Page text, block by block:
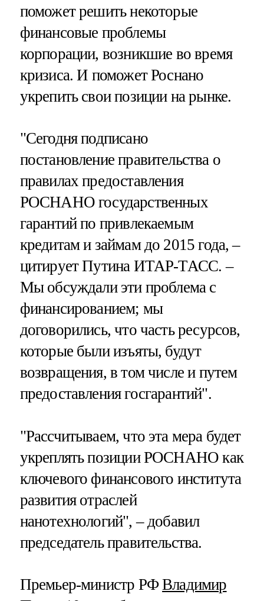
поможет решить некоторые
финансовые проблемы
корпорации, возникшие во время
кризиса. И поможет Роснано
укрепить свои позиции на рынке.
"Сегодня подписано
постановление правительства о
правилах предоставления
РОСНАНО государственных
гарантий по привлекаемым
кредитам и займам до 2015 года, –
цитирует Путина ИТАР-ТАСС. –
Мы обсуждали эти проблема с
финансированием; мы
договорились, что часть ресурсов,
которые были изъяты, будут
возвращения, в том числе и путем
предоставления госгарантий".
"Рассчитываем, что эта мера будет
укреплять позиции РОСНАНО как
ключевого финансового института
развития отраслей
нанотехнологий", – добавил
председатель правительства.
Премьер-министр РФВладимир